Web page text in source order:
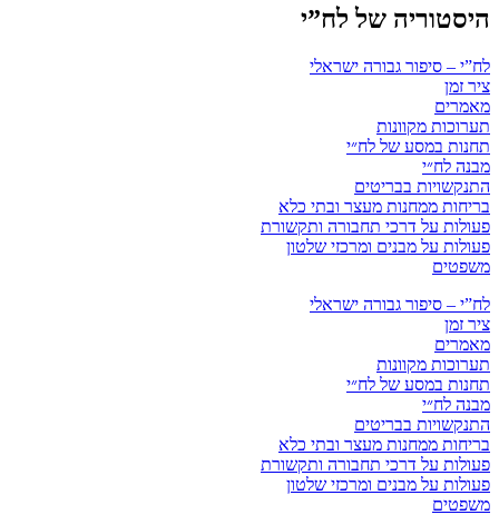
היסטוריה של לח”י
לח”י – סיפור גבורה ישראלי
ציר זמן
מאמרים
תערוכות מקוונות
תחנות במסע של לח״י
מבנה לח״י
התנקשויות בבריטים
בריחות ממחנות מעצר ובתי כלא
פעולות על דרכי תחבורה ותקשורת
פעולות על מבנים ומרכזי שלטון
משפטים
לח”י – סיפור גבורה ישראלי
ציר זמן
מאמרים
תערוכות מקוונות
תחנות במסע של לח״י
מבנה לח״י
התנקשויות בבריטים
בריחות ממחנות מעצר ובתי כלא
פעולות על דרכי תחבורה ותקשורת
פעולות על מבנים ומרכזי שלטון
משפטים